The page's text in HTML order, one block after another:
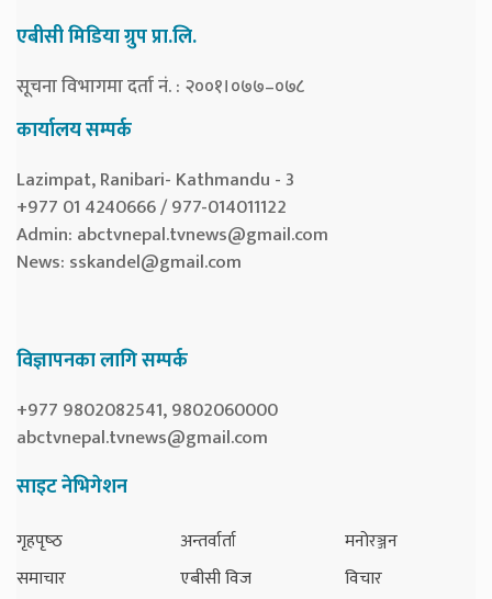
एबीसी मिडिया ग्रुप प्रा.लि.
सूचना विभागमा दर्ता नं. : २००१।०७७–०७८
कार्यालय सम्पर्क
Lazimpat, Ranibari- Kathmandu - 3
+977 01 4240666 / 977-014011122
Admin: abctvnepal.tvnews@gmail.com
News: sskandel@gmail.com
विज्ञापनका लागि सम्पर्क
+977 9802082541, 9802060000
abctvnepal.tvnews@gmail.com
साइट नेभिगेशन
गृहपृष्‍ठ
समाचार
अन्तर्वार्ता
एबीसी विज
मनोरञ्जन
विचार